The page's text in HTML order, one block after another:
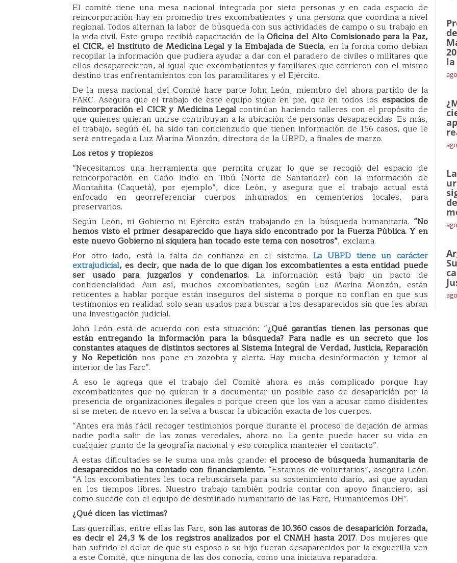
El comité tiene una mesa nacional integrada por siete personas y en cada espacio de
reincorporación hay en promedio tres excombatientes y una persona que coordina a nivel
regional. Todos alternan la labor de búsqueda con sus actividades de campo o su trabajo en
la vida civil. Este grupo recibió capacitación de laOficina del Alto Comisionado para la Paz,
el CICR, el Instituto de Medicina Legal y la Embajada de Suecia, en la forma como debían
recopilar la información que pudiera ayudar a dar con el paradero de civiles o militares que
ellos desaparecieron, al igual que excombatientes y familiares que corrieron con el mismo
destino tras enfrentamientos con los paramilitares y el Ejército.
De la mesa nacional del Comité hace parte John León, miembro del ahora partido de la
FARC. Asegura que el trabajo de este equipo sigue en pie, que en todos los espacios de
reincorporación el CICR y Medicina Legalcontinúan haciendo talleres con el propósito de
que quienes quieran unirse contribuyan a la ubicación de personas desaparecidas. Es más,
el trabajo, según él, ha sido tan concienzudo que tienen información de 156 casos, que le
será entregada a Luz Marina Monzón, directora de la UBPD, a finales de marzo.
Los retos y tropiezos
“Necesitamos una herramienta que permita cruzar lo que se recogió del espacio de
reincorporación en Caño Indio en Tibú (Norte de Santander) con la información de
Montañita (Caquetá), por ejemplo”, dice León, y asegura que el trabajo actual está
enfocado en georreferenciar cuerpos inhumados en cementerios locales, para
preservarlos.
Según León, ni Gobierno ni Ejército están trabajando en la búsqueda humanitaria. “No
hemos visto el primer desaparecido que haya sido encontrado por la Fuerza Pública. Y en
este nuevo Gobierno ni siquiera han tocado este tema con nosotros”, exclama.
Por otro lado, está la falta de confianza en el sistema.La UBPD tiene un carácter
extrajudicial, es decir, que nada de lo que digan los excombatientes a esta entidad puede
ser usado para juzgarlos y condenarlos.La información está bajo un pacto de
confidencialidad. Aun así, muchos excombatientes, según Luz Marina Monzón, están
reticentes a hablar porque están inseguros del sistema o porque no confían en que sus
testimonios en realidad solo sean usados para buscar a los desaparecidos sin que les abran
una investigación judicial.
John León está de acuerdo con esta situación: “¿Qué garantías tienen las personas que
están entregando la información para la búsqueda? Para nadie es un secreto que los
constantes ataques de distintos sectores al Sistema Integral de Verdad, Justicia, Reparación
y No Repeticiónnos pone en zozobra y alerta. Hay mucha desinformación y temor al
interior de las Farc”.
A eso le agrega que el trabajo del Comité ahora es más complicado porque hay
excombatientes que no quieren ir a documentar un posible caso de desaparición por la
presencia de organizaciones ilegales o porque creen que los van a acusar como disidentes
si se meten de nuevo en la selva a buscar la ubicación exacta de los cuerpos.
“Antes era más fácil recoger testimonios porque durante el proceso de dejación de armas
nadie podía salir de las zonas veredales, ahora no. La gente puede hacer su vida en
cualquier punto de la geografía nacional y eso complica mantener el contacto”.
A estas dificultades se le suma una más grande: el proceso de búsqueda humanitaria de
desaparecidos no ha contado con financiamiento. “Estamos de voluntarios”, asegura León.
“A los excombatientes les toca rebuscársela para su sostenimiento diario, así que ayudan
en los tiempos libres. Nuestro trabajo también podría contar con apoyo financiero, así
como sucede con el equipo de desminado humanitario de las Farc, Humanicemos DH”.
¿Qué dicen las víctimas?
Las guerrillas, entre ellas las Farc,son las autoras de 10.360 casos de desaparición forzada,
es decir el 24,3 % de los registros analizados por el CNMH hasta 2017. Dos mujeres que
han sufrido el dolor de que su esposo o su hijo fueran desaparecidos por la exguerilla ven
a este Comité, que ninguna de las dos conocía, como una iniciativa reparadora.
la